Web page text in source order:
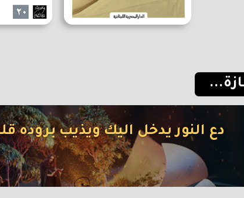
دع النور يدخل اليك ويذيب بروده